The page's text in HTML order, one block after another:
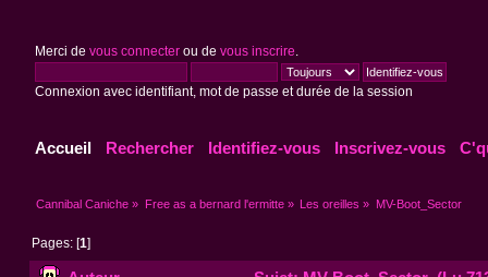
Merci de vous connecterou de vous inscrire
Connexion avec identifiant, mot de passe et durée de la session
Accueil Rechercher Identifiez-vous Inscrivez-vous
Cannibal Caniche » Free as a bernard l'ermitte» Les oreilles » MV-Boot_Sector
Pages: [1]